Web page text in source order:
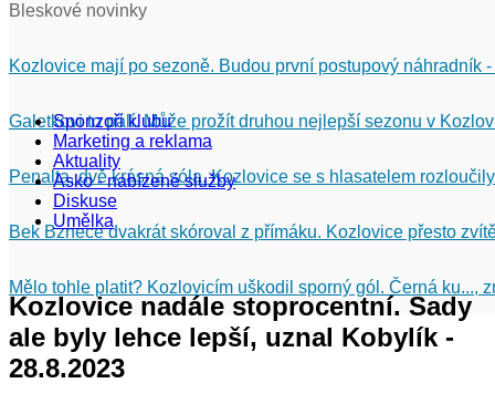
Bleskové novinky
Kozlovice mají po sezoně. Budou první postupový náhradník
Galetkovi to pálí. Může prožít druhou nejlepší sezonu v
Penalta, dvě krásná sóla. Kozlovice se s hlasatelem
Bek Bznece dvakrát skóroval z přímáku. Kozlovice přesto
Mělo tohle platit? Kozlovicím uškodil sporný gól. Černá ku...,
Sponzoři klubu
Marketing a reklama
Aktuality
Asko - nabízené služby
Diskuse
Umělka
Kozlovice nadále stoprocentní. Sady
ale byly lehce lepší, uznal Kobylík -
28.8.2023